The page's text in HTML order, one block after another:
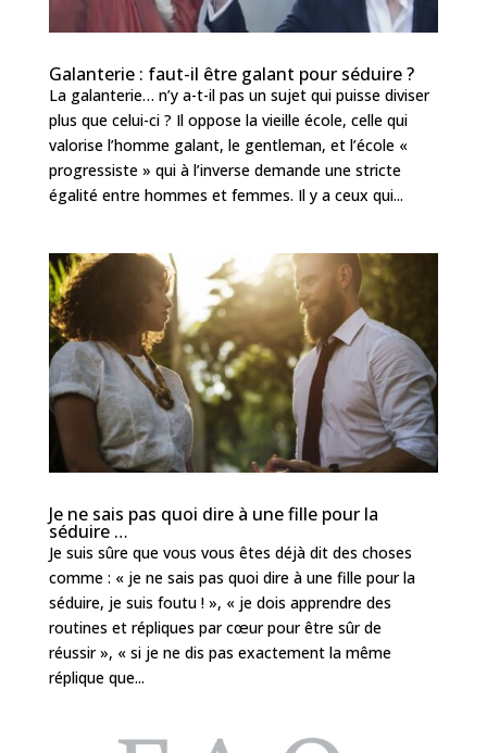
Galanterie : faut-il être galant pour séduire ?
La galanterie… n’y a-t-il pas un sujet qui puisse diviser
plus que celui-ci ? Il oppose la vieille école, celle qui
valorise l’homme galant, le gentleman, et l’école «
progressiste » qui à l’inverse demande une stricte
égalité entre hommes et femmes. Il y a ceux qui...
Je ne sais pas quoi dire à une fille pour la
séduire …
Je suis sûre que vous vous êtes déjà dit des choses
comme : « je ne sais pas quoi dire à une fille pour la
séduire, je suis foutu ! », « je dois apprendre des
routines et répliques par cœur pour être sûr de
réussir », « si je ne dis pas exactement la même
réplique que...